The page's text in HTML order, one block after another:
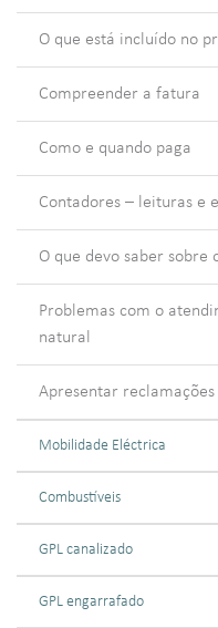
O que está incluído no
Compreender a fatura
Como e quando paga
Contadores – leituras e
O que devo saber
Problemas com o
natural
Apresentar
Mobilidade Eléctrica
Combustíveis
GPL canalizado
GPL engarrafado